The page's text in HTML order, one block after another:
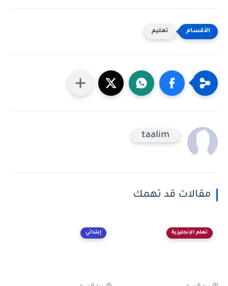
تعليم
taalim
مقالات قد تهمك
تعلم الإنجليزية إبتدائي